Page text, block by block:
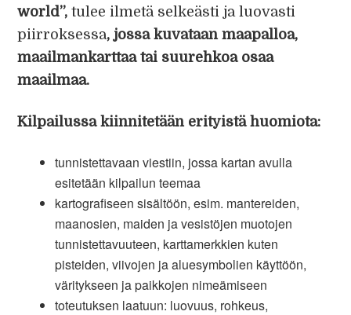
world”,tulee ilmetä selkeästi ja luovasti
piirroksessa, jossa kuvataan maapalloa,
maailmankarttaa tai suurehkoa osaa
maailmaa.
Kilpailussa kiinnitetään erityistä huomiota:
tunnistettavaan viestiin, jossa kartan avulla
esitetään kilpailun teemaa
kartografiseen sisältöön, esim. mantereiden,
maanosien, maiden ja vesistöjen muotojen
tunnistettavuuteen, karttamerkkien kuten
pisteiden, viivojen ja aluesymbolien käyttöön,
väritykseen ja paikkojen nimeämiseen
toteutuksen laatuun: luovuus, rohkeus,